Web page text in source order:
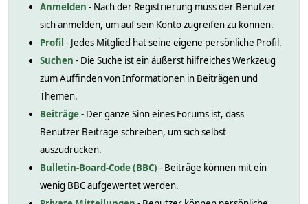
Anmelden - Nach der Registrierung muss der Benutzer
sich anmelden, um auf sein Konto zugreifen zu können.
Profil - Jedes Mitglied hat seine eigene persönliche Profil.
Suchen - Die Suche ist ein äußerst hilfreiches Werkzeug
zum Auffinden von Informationen in Beiträgen und
Themen.
Beiträge- Der ganze Sinn eines Forums ist, dass
Benutzer Beiträge schreiben, um sich selbst
auszudrücken.
Bulletin-Board-Code (BBC) - Beiträge können mit ein
wenig BBC aufgewertet werden.